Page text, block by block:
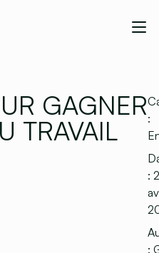
GAGNER
TRAVAIL
:
:
: